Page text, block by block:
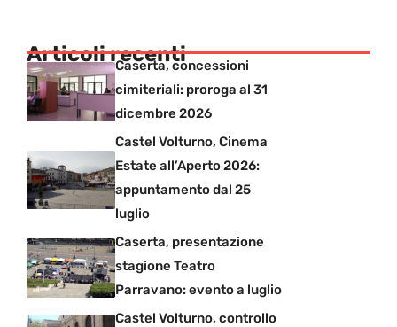
Articoli recenti
Caserta, concessioni
cimiteriali: proroga al 31
dicembre 2026
Castel Volturno, Cinema
Estate all’Aperto 2026:
appuntamento dal 25
luglio
Caserta, presentazione
stagione Teatro
Parravano: evento a luglio
Castel Volturno, controllo